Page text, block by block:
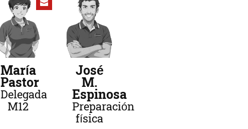
María
Pastor
Delegada
M12
José
M.
Espinosa
Preparación
física